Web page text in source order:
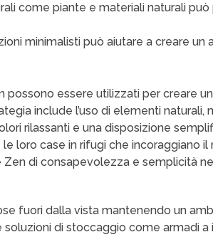
come piante e materiali naturali
minimalisti può aiutare a creare un
possono essere utilizzati per creare
include l’uso di elementi naturali,
rilassanti e una disposizione
loro case in rifugi che incoraggiano il
di consapevolezza e semplicità
fuori dalla vista mantenendo un
di stoccaggio come armadi a